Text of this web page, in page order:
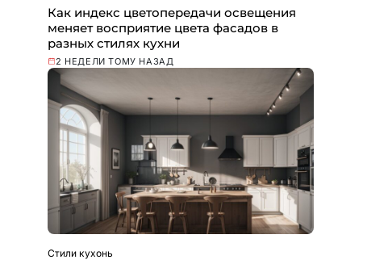
Как индекс цветопередачи освещения
меняет восприятие цвета фасадов в
разных стилях кухни
2 НЕДЕЛИ ТОМУ НАЗАД
Стили кухонь